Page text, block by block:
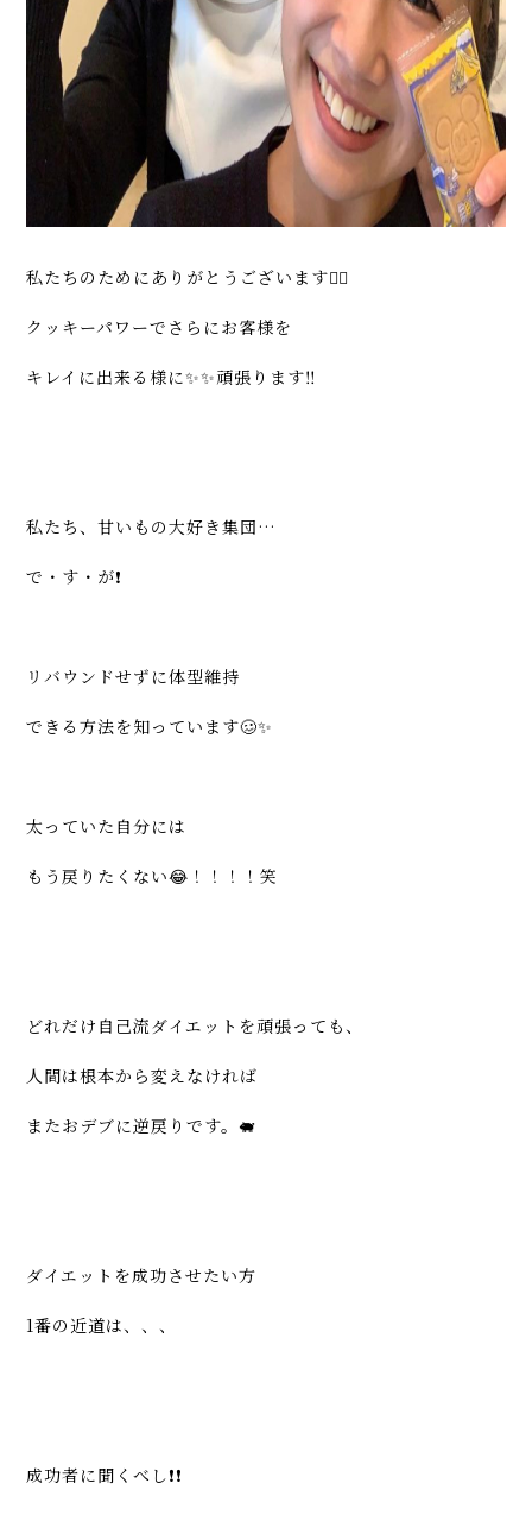
私たちのためにありがとうございます🙇‍♀️
クッキーパワーでさらにお客様を
キレイに出来る様に✨✨頑張ります‼️
私たち、甘いもの大好き集団…
で・す・が❗️
リバウンドせずに体型維持
できる方法を知っています🥴✨
太っていた自分には
もう戻りたくない😂！！！！笑
どれだけ自己流ダイエットを頑張っても、
人間は根本から変えなければ
またおデブに逆戻りです。🐖
ダイエットを成功させたい方
1番の近道は、、、
成功者に聞くべし❗️❗️